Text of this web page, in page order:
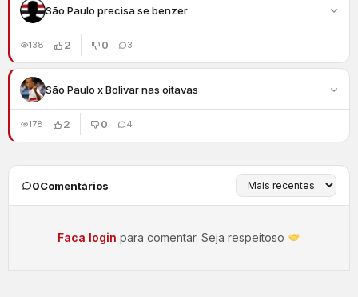
São Paulo precisa se benzer
138 2 0 3
São Paulo x Bolivar nas oitavas
178 2 0 4
0Comentários
Faca login para comentar. Seja respeitoso